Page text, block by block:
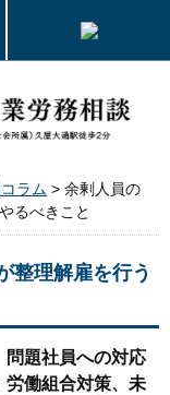
ラム > 余剰人員の
るべきこと
整理解雇を行う
問題社員への対応
労働組合対策、未